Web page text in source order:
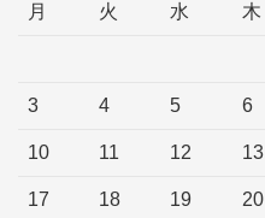
月 火 水 木
3 4 5 6
10 11 12 13
17 18 19 20